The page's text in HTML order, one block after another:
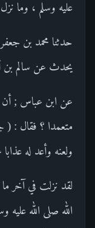
عليه وسلم ، وما
حدثنا محمد بن
يحدث عن سالم بن
عن ابن عباس ; أن
متعمدا ؟ فقال : (
ولعنه وأعد له
لقد نزلت في آخر
الله صلى الله